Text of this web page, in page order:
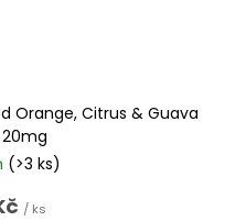
Orange, Citrus & Guava
(>3 ks)
/ ks